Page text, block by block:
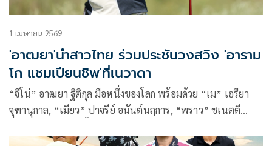
1 เมษายน 2569
'อาฒยา'นำสาวไทย ร่วมประชันวงสวิง 'อาราม
โก แชมเปียนชิพ'ที่เนวาดา
“จีโน่” อาฒยา ฐิติกุล มือหนึ่งของโลก พร้อมด้วย “เม” เอรียา
จุฑานุกาล, “เมียว” ปาจรีย์ อนันต์นฤการ, “พราว” ชเนตตี
กลับ ร่วมล่าแชมป์กอล์ฟรายการ อารามโก แชมเปียนชิพ ที่รัฐ